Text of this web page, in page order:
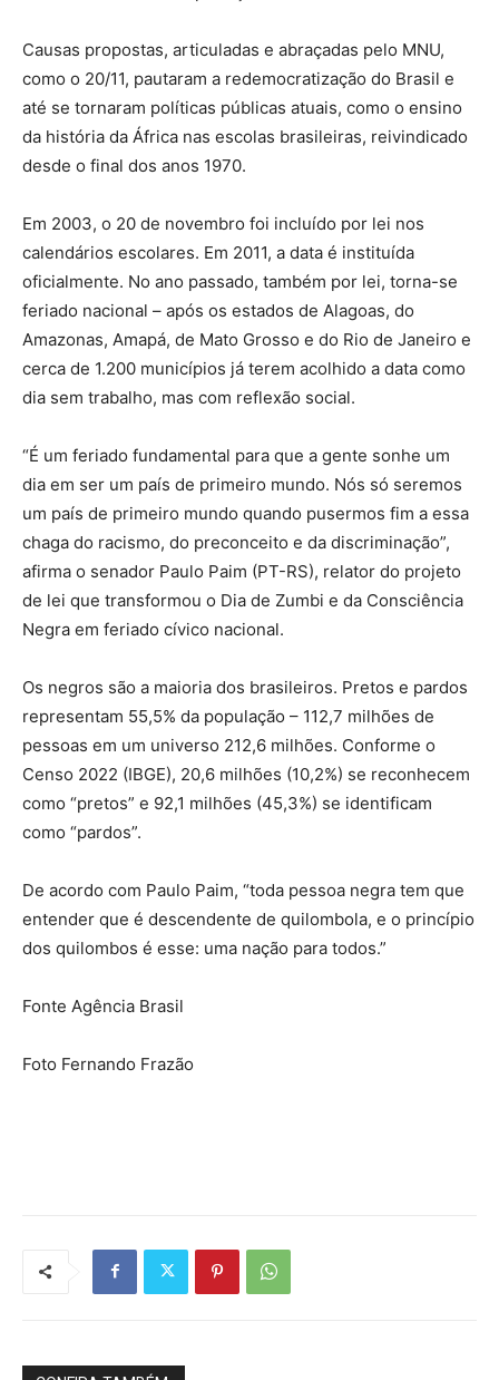
Causas propostas, articuladas e abraçadas pelo MNU,
como o 20/11, pautaram a redemocratização do Brasil e
até se tornaram políticas públicas atuais, como o ensino
da história da África nas escolas brasileiras, reivindicado
desde o final dos anos 1970.
Em 2003, o 20 de novembro foi incluído por lei nos
calendários escolares. Em 2011, a data é instituída
oficialmente. No ano passado, também por lei, torna-se
feriado nacional – após os estados de Alagoas, do
Amazonas, Amapá, de Mato Grosso e do Rio de Janeiro e
cerca de 1.200 municípios já terem acolhido a data como
dia sem trabalho, mas com reflexão social.
“É um feriado fundamental para que a gente sonhe um
dia em ser um país de primeiro mundo. Nós só seremos
um país de primeiro mundo quando pusermos fim a essa
chaga do racismo, do preconceito e da discriminação”,
afirma o senador Paulo Paim (PT-RS), relator do projeto
de lei que transformou o Dia de Zumbi e da Consciência
Negra em feriado cívico nacional.
Os negros são a maioria dos brasileiros. Pretos e pardos
representam 55,5% da população – 112,7 milhões de
pessoas em um universo 212,6 milhões. Conforme o
Censo 2022 (IBGE), 20,6 milhões (10,2%) se reconhecem
como “pretos” e 92,1 milhões (45,3%) se identificam
como “pardos”.
De acordo com Paulo Paim, “toda pessoa negra tem que
entender que é descendente de quilombola, e o princípio
dos quilombos é esse: uma nação para todos.”
Fonte Agência Brasil
Foto Fernando Frazão